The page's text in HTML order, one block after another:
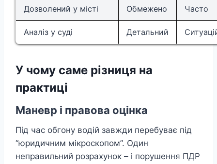
Дозволений у місті Обмежено Часто
Аналіз у суді Детальний
У чому саме різниця на
практиці
Маневр і правова оцінка
Під час обгону водій завжди перебуває під
“юридичним мікроскопом”. Один
неправильний розрахунок – і порушення ПДР